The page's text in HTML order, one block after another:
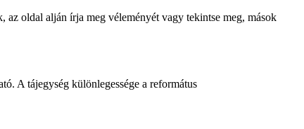
oldal alján írja meg véleményét vagy tekintse meg, mások
A tájegység különlegessége a református